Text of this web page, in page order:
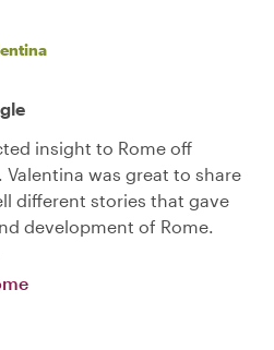
insight to Rome off
was great to share
different stories that gave
development of Rome.